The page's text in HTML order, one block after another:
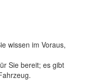
wissen im Voraus,
Sie bereit; es gibt